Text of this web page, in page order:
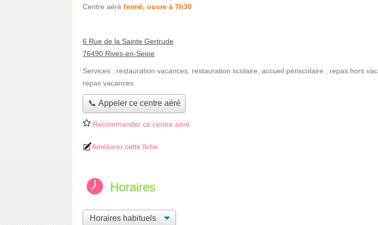
Centre aéré fermé, ouvre à 7h30
6 Rue de la Sainte Gertrude
76490 Rives-en-Seine
Services : restauration vacances restauration scolaire accueil périscolaire repas hors
repas vacances
📞 Appeler ce centre aéré
Recommander ce centre aéré
Améliorer cette fiche
Horaires